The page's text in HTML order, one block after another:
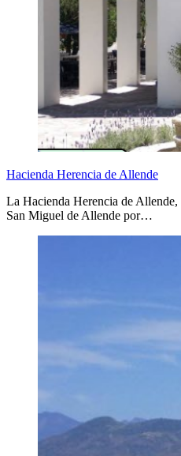
Hacienda Herencia de Allende
La Hacienda Herencia de
San Miguel de Allende por…